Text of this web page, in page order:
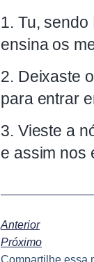
1. Tu, sendo
ensina os
2. Deixaste
para entrar
3. Vieste a
e assim nos
Anterior
Próximo
Compartilhe essa